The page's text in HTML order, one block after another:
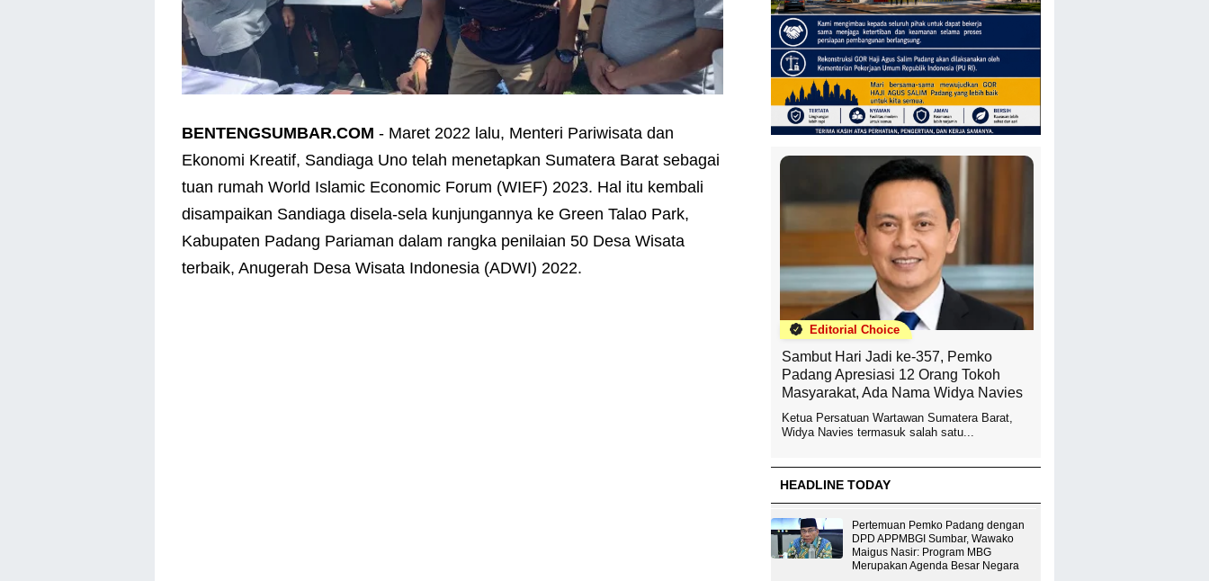
BENTENGSUMBAR.COM - Maret 2022 lalu, Menteri Pariwisata dan
Ekonomi Kreatif, Sandiaga Uno telah menetapkan Sumatera Barat sebagai
tuan rumah World Islamic Economic Forum (WIEF) 2023. Hal itu kembali
disampaikan Sandiaga disela-sela kunjungannya ke Green Talao Park,
Kabupaten Padang Pariaman dalam rangka penilaian 50 Desa Wisata
terbaik, Anugerah Desa Wisata Indonesia (ADWI) 2022.
Editorial Choice
Sambut Hari Jadi ke-357, Pemko
Padang Apresiasi 12 Orang Tokoh
Masyarakat, Ada Nama Widya Navies
Ketua Persatuan Wartawan Sumatera Barat,
Widya Navies termasuk salah satu...
HEADLINE TODAY
Pertemuan Pemko Padang dengan
DPD APPMBGI Sumbar, Wawako
Maigus Nasir: Program MBG
Merupakan Agenda Besar Negara